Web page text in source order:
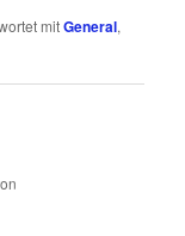
mitGeneral,